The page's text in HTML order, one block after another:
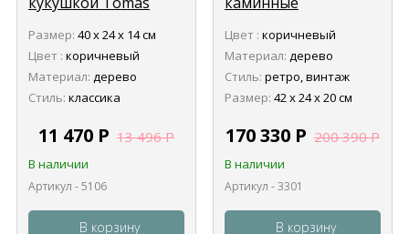
Размер: 40 х 24 х 14 см
Цвет : коричневый
Материал: дерево
Стиль: классика
11 470 Р 13 496Р
В наличии
Артикул - 5106
В корзину
Tomas Stern 3301
Цвет : коричневый
Материал: дерево
Стиль: ретро, винтаж
Размер: 42 х 24 х 20 см
170 330 Р 200 390Р
В наличии
Артикул - 3301
В корзину